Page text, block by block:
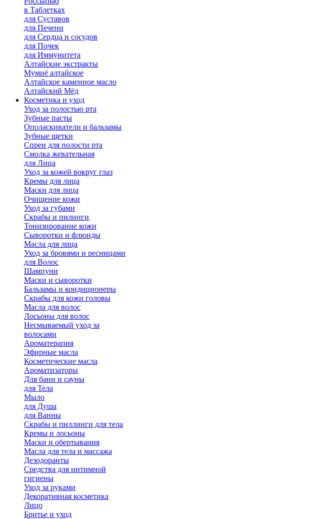
в Таблетках
для Cуставов
для Печени
для Сердца и сосудов
для Почек
для Иммунитета
Алтайские экстракты
Мумиё алтайское
Алтайское каменное масло
Алтайский Мёд
Косметика и уход
Уход за полостью рта
Зубные пасты
Ополаскиватели и бальзамы
Зубные щетки
Спреи для полости рта
Смолка жевательная
для Лица
Уход за кожей вокруг глаз
Кремы для лица
Маски для лица
Очищение кожи
Уход за губами
Скрабы и пилинги
Тонизирование кожи
Сыворотки и флюиды
Масла для лица
Уход за бровями и ресницами
для Волос
Шампуни
Маски и сыворотки
Бальзамы и кондиционеры
Скрабы для кожи головы
Масла для волос
Лосьоны для волос
Несмываемый уход за
волосами
Ароматерапия
Эфирные масла
Косметические масла
Ароматизаторы
Для бани и сауны
для Тела
Мыло
для Душа
для Ванны
Скрабы и пиллинги для тела
Кремы и лосьоны
Маски и обертывания
Масла для тела и массажа
Дезодоранты
Средства для интимной
гигиены
Уход за руками
Декоративная косметика
Лицо
Бритье и уход